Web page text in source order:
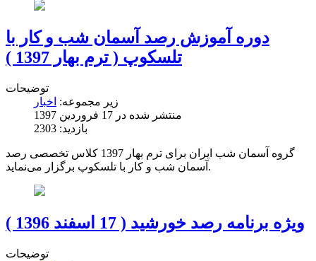
دوره آموزش رصد آسمان شب و کار با
تلسکوپ ( ترم بهار 1397 )
توضیحات
زیر مجموعه: اخبار
منتشر شده در 17 فروردين 1397
بازدید: 2303
گروه آسمان شب ایران برای ترم بهار 1397 کلاس تخصصی رصد
آسمان شب و کار با تلسکوپ برگزار می‌نماید.
ویژه برنامه رصد خورشید ( 17 اسفند 1396 )
توضیحات